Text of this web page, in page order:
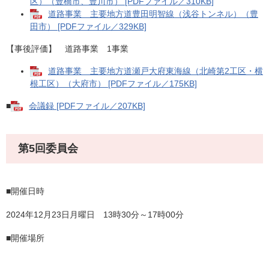
道路事業 主要地方道豊田明智線（浅谷トンネル）（豊
田市）​ [PDFファイル／329KB]
【事後評価】 道路事業 1事業
道路事業 主要地方道瀬戸大府東海線（北崎第2工区・横
根工区）（大府市） [PDFファイル／175KB]
■ 会議録 [PDFファイル／207KB]
第5回委員会
■開催日時
2024年12月23日月曜日 13時30分～17時00分
■開催場所